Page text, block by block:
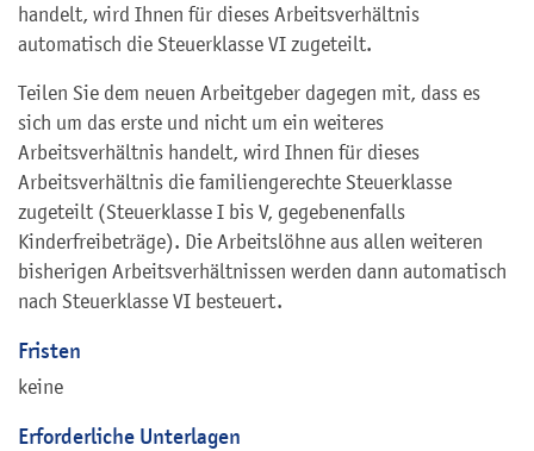
handelt, wird Ihnen für dieses Arbeitsverhältnis
automatisch die Steuerklasse VI zugeteilt.
Teilen Sie dem neuen Arbeitgeber dagegen mit, dass es
sich um das erste und nicht um ein weiteres
Arbeitsverhältnis handelt, wird Ihnen für dieses
Arbeitsverhältnis die familiengerechte Steuerklasse
zugeteilt (Steuerklasse I bis V, gegebenenfalls
Kinderfreibeträge). Die Arbeitslöhne aus allen weiteren
bisherigen Arbeitsverhältnissen werden dann automatisch
nach Steuerklasse VI besteuert.
Fristen
keine
Erforderliche Unterlagen